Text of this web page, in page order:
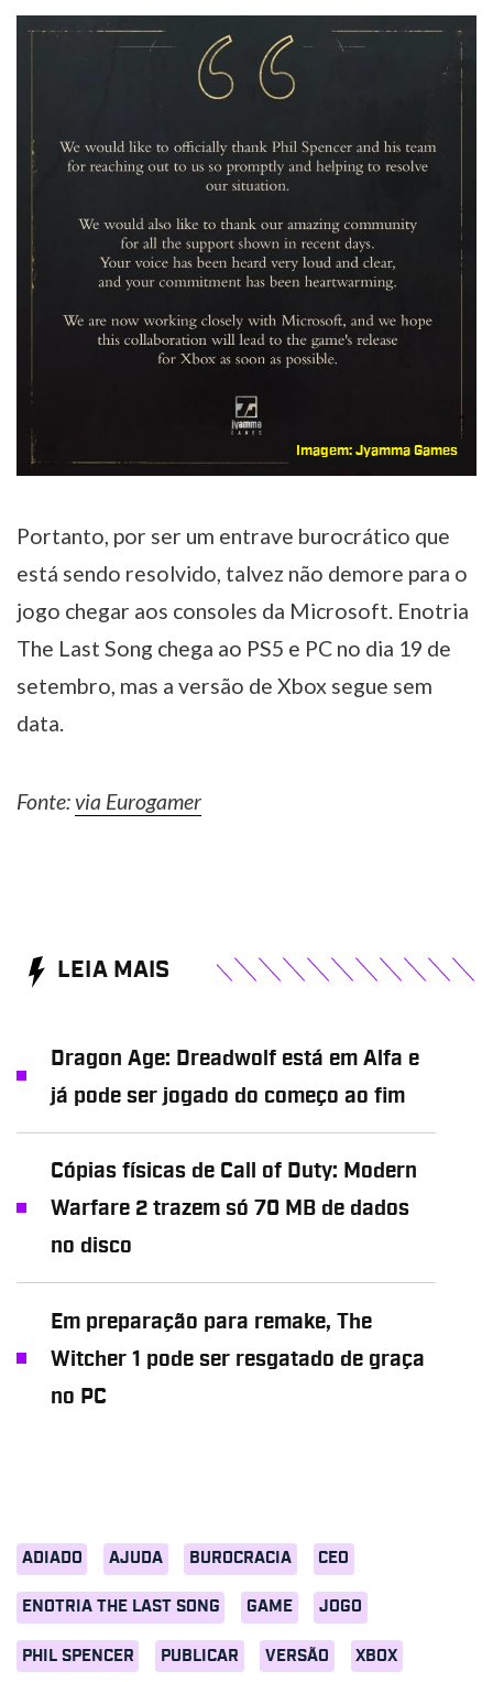
Imagem: Jyamma Games
Portanto, por ser um entrave burocrático que
está sendo resolvido, talvez não demore para o
jogo chegar aos consoles da Microsoft. Enotria
The Last Song chega ao PS5 e PC no dia 19 de
setembro, mas a versão de Xbox segue sem
data.
Fonte:via Eurogamer
ADIADO AJUDA BUROCRACIA CEO
ENOTRIA THE LAST SONG GAME JOGO
PHIL SPENCER PUBLICAR VERSÃO XBOX
LEIA MAIS
Dragon Age: Dreadwolf está em Alfa e
já pode ser jogado do começo ao fim
Cópias físicas de Call of Duty: Modern
Warfare 2 trazem só 70 MB de dados
no disco
Em preparação para remake, The
Witcher 1 pode ser resgatado de graça
no PC